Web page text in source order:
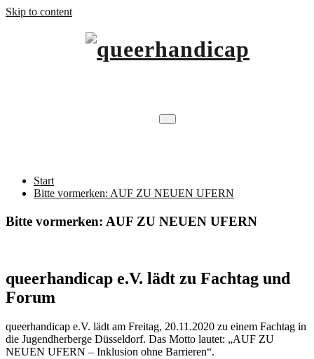
Skip to content
queerhandicap
Start
Bitte vormerken: AUF ZU NEUEN UFERN
Bitte vormerken: AUF ZU NEUEN UFERN
queerhandicap e.V. lädt zu Fachtag und
Forum
queerhandicap e.V. lädt am Freitag, 20.11.2020 zu einem Fachtag in
die Jugendherberge Düsseldorf. Das Motto lautet: „AUF ZU
NEUEN UFERN – Inklusion ohne Barrieren“.